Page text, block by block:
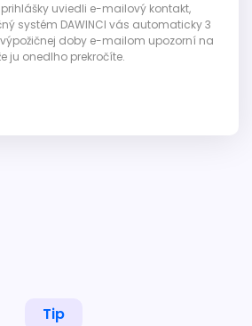
uviedli e-mailový kontakt,
systém DAWINCI vás automaticky 3
doby e-mailom upozorní na
ju onedlho prekročíte.
Tip